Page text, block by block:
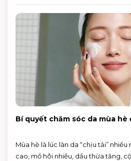
Bí quyết chăm sóc da mùa
Mùa hè là lúc làn da “chịu tải”
cao, mồ hôi nhiều, dầu thừa tăng,